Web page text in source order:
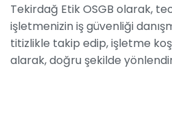
Tekirdağ Etik OSGB olarak,
işletmenizin iş güvenliği
titizlikle takip edip, işletme
alarak, doğru şekilde